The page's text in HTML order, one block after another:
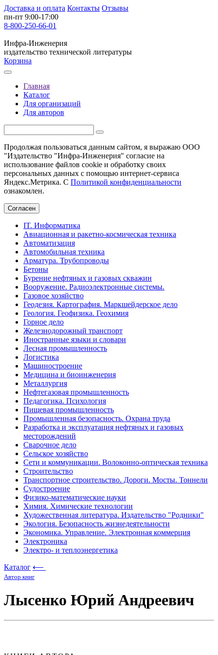
Доставка и оплата Контакты Отзывы
пн-пт 9:00-17:00
8-800-250-66-01
Инфра-Инженерия
издательство технической литературы
Корзина
Главная
Каталог
Для организаций
Для авторов
Продолжая пользоваться данным сайтом, я выражаю ООО
"Издательство "Инфра-Инженерия" согласие на
использование файлов cookie и обработку своих
персональных данных с помощью интернет-сервиса
Яндекс.Метрика. С Политикой конфиденциальности
ознакомлен.
Согласен
IT. Информатика
Авиационная и ракетно-космическая техника
Автоматизация
Автомобильная техника
Арматура. Трубопроводы
Бетоны
Бурение нефтяных и газовых скважин
Вооружение. Радиоэлектронные системы.
Газовое хозяйство
Геодезия. Картография. Маркшейдерское дело
Геология. Геофизика. Геохимия
Горное дело
Железнодорожный транспорт
Иностранные языки и словари
Лесная промышленность
Логистика
Машиностроение
Медицина и биоинженерия
Металлургия
Нефтегазовая промышленность
Педагогика. Психология
Пищевая промышленность
Промышленная безопасность. Охрана труда
Разработка и эксплуатация нефтяных и газовых
месторождений
Сварочное дело
Сельское хозяйство
Сети и коммуникации. Волоконно-оптическая техника
Строительство
Транспортное строительство. Дороги. Мосты. Тоннели
Судостроение
Физико-математические науки
Химия. Химические технологии
Художественная литература. Издательство "Родники"
Экология. Безопасность жизнедеятельности
Экономика. Управление. Электронная коммерция
Электроника
Электро- и теплоэнергетика
Каталог ⟵
Автор книг
Лысенко Юрий Андреевич